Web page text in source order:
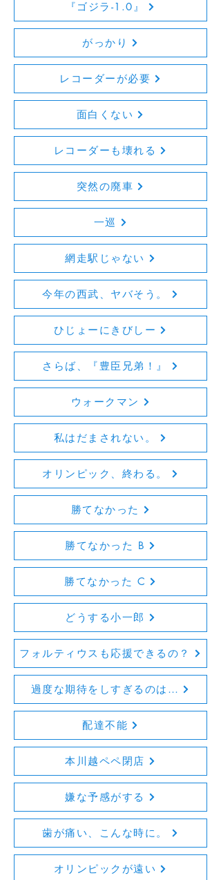
『ゴジラ-1.0』
がっかり
レコーダーが必要
面白くない
レコーダーも壊れる
突然の廃車
一巡
網走駅じゃない
今年の西武、ヤバそう。
ひじょーにきびしー
さらば、『豊臣兄弟！』
ウォークマン
私はだまされない。
オリンピック、終わる。
勝てなかった
勝てなかった B
勝てなかった C
どうする小一郎
フォルティウスも応援できるの？
過度な期待をしすぎるのは…
配達不能
本川越ペペ閉店
嫌な予感がする
歯が痛い、こんな時に。
オリンピックが遠い